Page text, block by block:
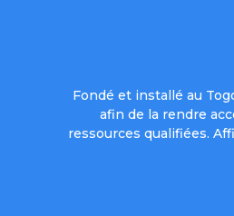
Fondé et installé au
afin de la rendre
ressources qualifiées.